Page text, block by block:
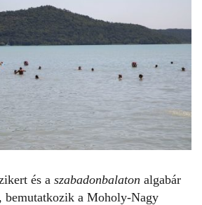
és a szabadonbalaton algabár
bemutatkozik a Moholy-Nagy